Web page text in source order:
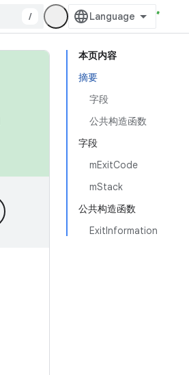
/
本页内容
摘要
字段
公共构造函数
字段
mExitCode
mStack
公共构造函数
ExitInformation